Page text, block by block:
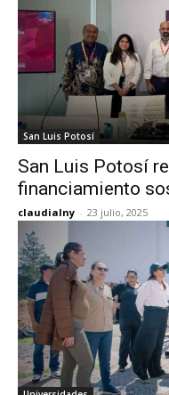
San Luis Potosí
San Luis Potosí
financiamiento
claudialny - 23 julio, 2025